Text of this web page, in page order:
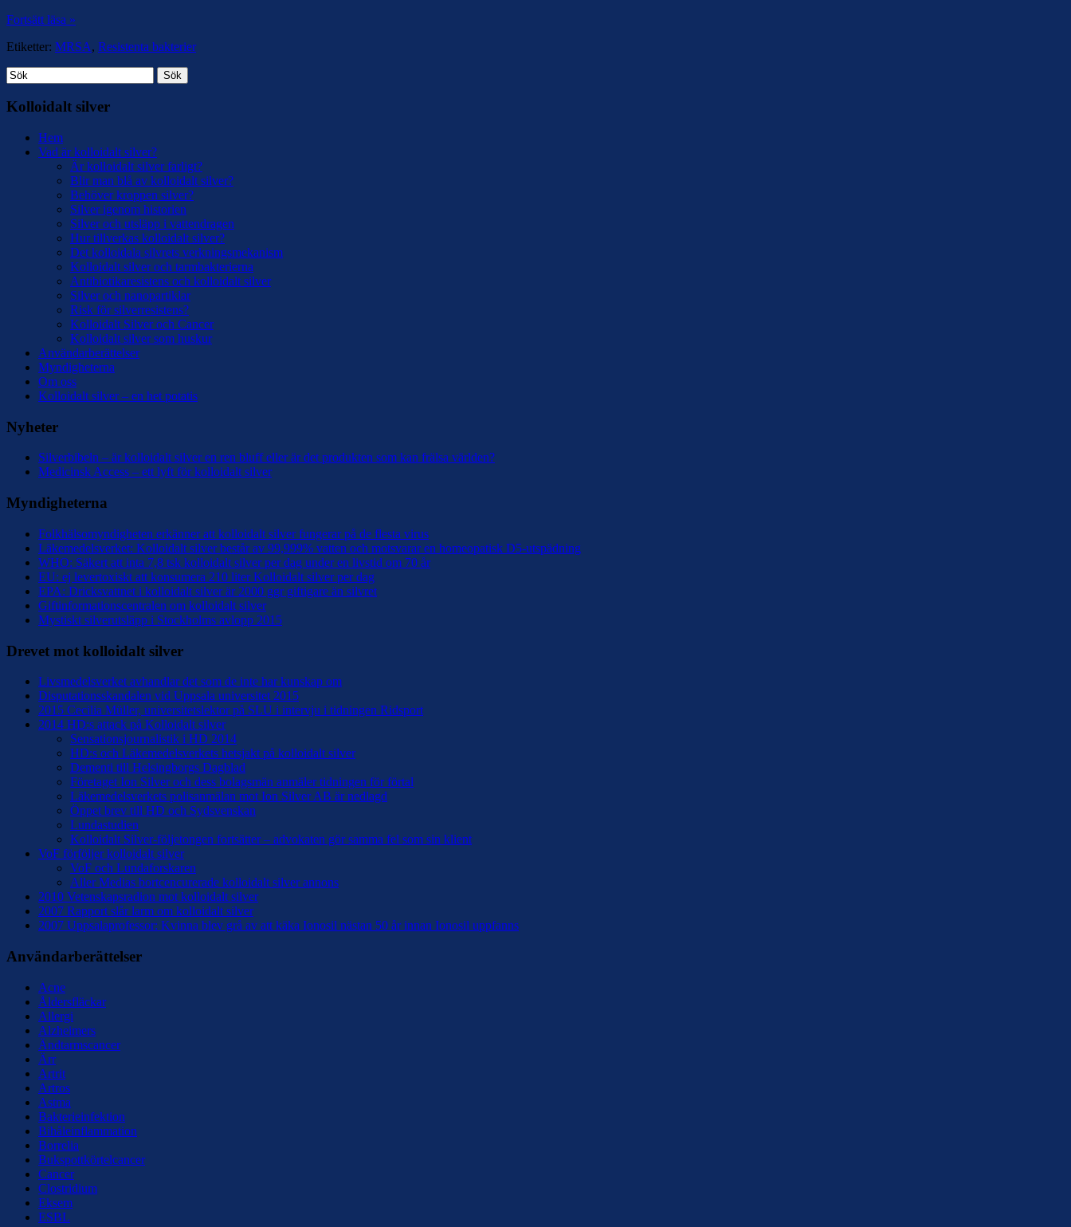
Fortsätt läsa »
Etiketter: MRSA, Resistenta bakterier
Sök
Kolloidalt silver
Hem
Vad är kolloidalt silver?
Är kolloidalt silver farligt?
Blir man blå av kolloidalt silver?
Behöver kroppen silver?
Silver igenom historien
Silver och utsläpp i vattendragen
Hur tillverkas kolloidalt silver?
Det kolloidala silvrets verkningsmekanism
Kolloidalt silver och tarmbakterierna
Antibiotikaresistens och kolloidalt silver
Silver och nanopartiklar
Risk för silverresistens?
Kolloidalt Silver och Cancer
Kolloidalt silver som huskur
Användarberättelser
Myndigheterna
Om oss
Kolloidalt silver – en het potatis
Nyheter
Silverbibeln – är kolloidalt silver en ren bluff eller är det produkten som kan frälsa världen?
Medicinsk Access – ett lyft för kolloidalt silver
Myndigheterna
Folkhälsomyndigheten erkänner att kolloidalt silver fungerar på de flesta virus
Läkemedelsverket: Kolloidalt silver består av 99,999% vatten och motsvarar en homeopatisk D5-utspädning
WHO: Säkert att inta 7,8 tsk kolloidalt silver per dag under en livstid om 70 år
EU: ej levertoxiskt att konsumera 210 liter Kolloidalt silver per dag
EPA: Dricksvattnet i kolloidalt silver är 2000 ggr giftigare än silvret
Giftinformationscentralen om kolloidalt silver
Mystiskt silverutsläpp i Stockholms avlopp 2015
Drevet mot kolloidalt silver
Livsmedelsverket avhandlar det som de inte har kunskap om
Disputationsskandalen vid Uppsala universitet 2015
2015 Cecilia Müller, universitetslektor på SLU i intervju i tidningen Ridsport
2014 HD:s attack på Kolloidalt silver
Sensationsjournalistik i HD 2014
HD:s och Läkemedelsverkets hetsjakt på kolloidalt silver
Dementi till Helsingborgs Dagblad
Företaget Ion Silver och dess bolagsmän anmäler tidningen för förtal
Läkemedelsverkets polisanmälan mot Ion Silver AB är nedlagd
Öppet brev till HD och Sydsvenskan
Lundastudien
Kolloidalt Silver-följetongen fortsätter – advokaten gör samma fel som sin klient
VoF förföljer kolloidalt silver
VoF och Lundaforskaren
Aller Medias bortcencurerade kolloidalt silver annons
2010 Vetenskapsradion mot kolloidalt silver
2007 Rapport slår larm om kolloidalt silver
2007 Uppsalaprofessor: Kvinna blev grå av att käka Ionosil nästan 50 år innan Ionosil uppfanns
Användarberättelser
Acne
Åldersfläckar
Allergi
Alzheimers
Ändtarmscancer
Ärr
Artrit
Artros
Astma
Bakterieinfektion
Bihåleinflammation
Borrelia
Bukspottkörtelcancer
Cancer
Clostridium
Eksem
ESBL